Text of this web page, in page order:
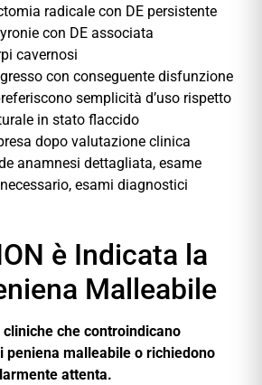
radicale con DE persistente
con DE associata
cavernosi
con conseguente disfunzione
semplicità d’uso rispetto
in stato flaccido
dopo valutazione clinica
anamnesi dettagliata, esame
esami diagnostici
è Indicata la
Malleabile
cliniche che controindicano
peniena malleabile o richiedono
attenta.